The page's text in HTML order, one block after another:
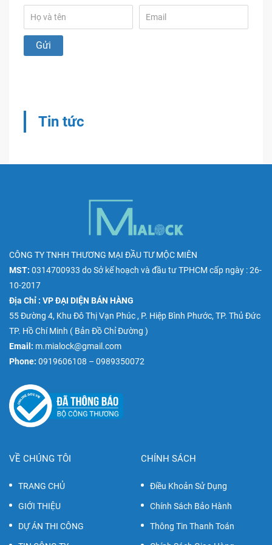
Tin tức
CÔNG TY TNHH THƯƠNG MẠI ĐẦU TƯ MỘC MIÊN
MST: 0314700933 doSở kế hoạch và đầu tư TPHCM cấp ngày : 26-
10-2017
Địa Chỉ : VP ĐẠI DIỆN BÁN HÀNG
55 Đường 4, Khu Đô Thị Vạn Phúc , P. Hiệp Bình Phước, TP. Thủ Đức
TP. Hồ Chí Minh ( Bản Đồ Chỉ Đường )
Email: m.mialock@gmail.com
Phone: 0919606108 – 0989350072
VỀ CHÚNG TÔI
TRANG CHỦ
GIỚI THIỆU
DỰ ÁN THI CÔNG
CHÍNH SÁCH
Điều Khoản Sử Dụng
Chính Sách Bảo Hành
Thông Tin Thanh Toán